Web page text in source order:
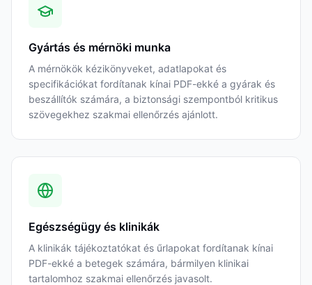
Gyártás és mérnöki munka
A mérnökök kézikönyveket, adatlapokat és
specifikációkat fordítanak kínai PDF-ekké a gyárak és
beszállítók számára, a biztonsági szempontból kritikus
szövegekhez szakmai ellenőrzés ajánlott.
Egészségügy és klinikák
A klinikák tájékoztatókat és űrlapokat fordítanak kínai
PDF-ekké a betegek számára, bármilyen klinikai
tartalomhoz szakmai ellenőrzés javasolt.